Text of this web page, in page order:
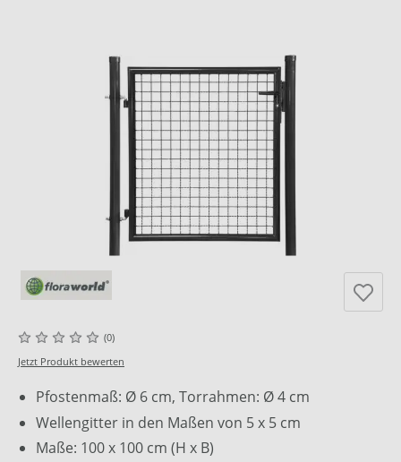
(0)
Jetzt Produkt bewerten
Pfostenmaß: Ø 6 cm, Torrahmen: Ø 4 cm
Wellengitter in den Maßen von 5 x 5 cm
Maße: 100 x 100 cm (H x B)